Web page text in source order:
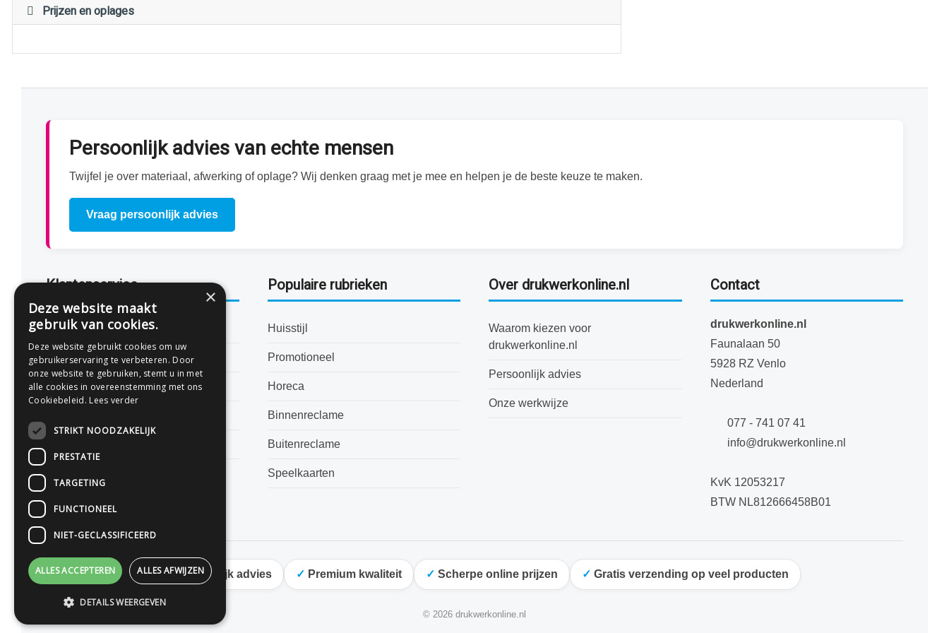
Prijzen en oplages
Persoonlijk advies van echte mensen
Twijfel je over materiaal, afwerking of oplage? Wij denken graag met je mee en helpen je de beste keuze te maken.
Vraag persoonlijk advies
Klantenservice
Bestanden aanleveren
Levertijden
Veelgestelde vragen
Populaire rubrieken
Huisstijl
Promotioneel
Horeca
Binnenreclame
Buitenreclame
Speelkaarten
Over drukwerkonline.nl
Waarom kiezen voor
drukwerkonline.nl
Persoonlijk advies
Onze werkwijze
Contact
drukwerkonline.nl
Faunalaan 50
5928 RZ Venlo
Nederland
077 - 741 07 41
info@drukwerkonline.nl
KvK 12053217
BTW NL812666458B01
Persoonlijk advies Premium kwaliteit Scherpe online prijzen Gratis verzending op veel producten
© 2026 drukwerkonline.nl
×
Deze website maakt
gebruik van cookies.
Deze website gebruikt cookies om uw
gebruikerservaring te verbeteren. Door
onze website te gebruiken, stemt u in met
alle cookies in overeenstemming met ons
Cookiebeleid. Lees verder
STRIKT NOODZAKELIJK
PRESTATIE
TARGETING
FUNCTIONEEL
NIET-GECLASSIFICEERD
ALLES ACCEPTEREN ALLES AFWIJZEN
DETAILS WEERGEVEN